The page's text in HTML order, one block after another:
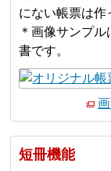
にない帳票は作
＊画像サンプ
書です。
短冊機能